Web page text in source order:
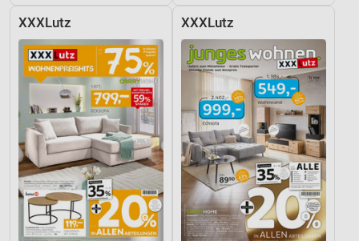
XXXLutz XXXLutz
personalisierter Inhalte
Messung der Werbeleistung
Messung der Performance von Inhalten
Analyse von Zielgruppen durch Statistiken oder
Kombinationen von Daten aus verschiedenen
Quellen
Entwicklung und Verbesserung der Angebote
Verwendung reduzierter Daten zur Auswahl von
Inhalten